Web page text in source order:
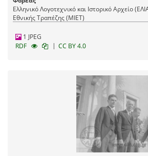
Ελληνικό Λογοτεχνικό και Ιστορικό Αρχείο
Εθνικής Τραπέζης (ΜΙΕΤ)
1 JPEG
RDF
| CC BY 4.0